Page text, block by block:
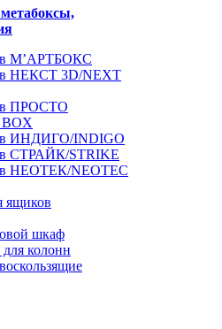
М’АРТБОКС
НЕКСТ 3D/NEXT
ПРОСТО
ИНДИГО/INDIGO
СТРАЙК/STRIKE
НЕОТЕК/NEOTEC
ящиков
шкаф
колонн